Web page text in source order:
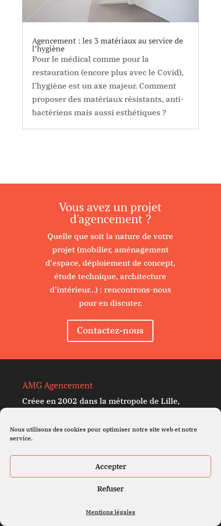
Nous utilisons des cookies pour optimiser notre site web et notre
service.
Accepter
Refuser
Mentions légales
Agencement : les 3 matériaux au service de
l’hygiène
Pour le médical comme pour la
restauration (encore plus avec le Covid),
l’hygiène est un axe majeur. Comment
proposer des matériaux résistants, anti-
bactériens mais aussi esthétiques ?
Vous avez un projet
d'agencement ?
Quelle que soit la nature de votre
projet (mobilier, aménagement
d'espace, déploiement de concept,
étude technique, architecture
d'intérieur...) : rencontrons-nous
pour en discuter.
Contactez-nous
AMG Agencement
Créee en 2002 dans la métropole de Lille,
pour concevoir, fabriquer et déployer du
mobilier d’agencement.